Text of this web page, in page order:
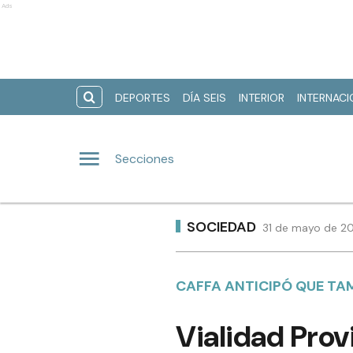
Ads
DEPORTES DÍA SEIS INTERIOR
Secciones
SOCIEDAD 31 de mayo de
CAFFA ANTICIPÓ QUE
Vialidad